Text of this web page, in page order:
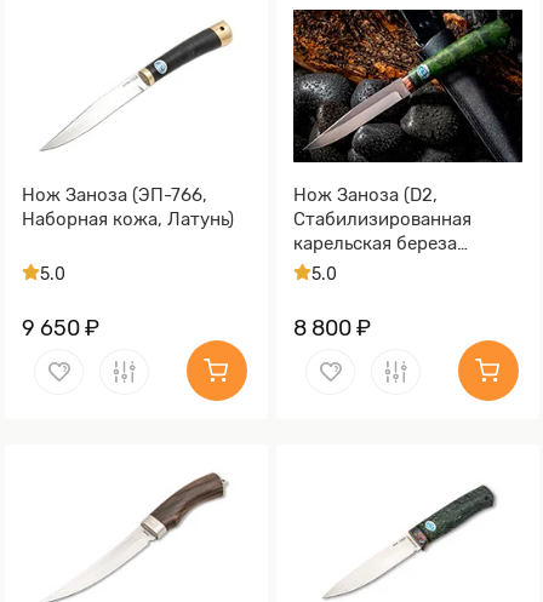
Нож Заноза (ЭП-766,
Наборная кожа, Латунь)
5.0
9 650 ₽
Нож Заноза (D2,
Стабилизированная
карельская береза
зеленая, Медь)
5.0
8 800 ₽